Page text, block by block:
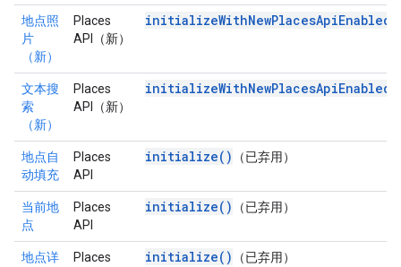
地点照
片
（新）
Places
API（新）
文本搜
索
（新）
Places
API（新）
地点自
动填充
Places
API
initialize() （已弃用）
当前地
点
Places
API
initialize() （已弃用）
地点详
Places
initialize() （已弃用）